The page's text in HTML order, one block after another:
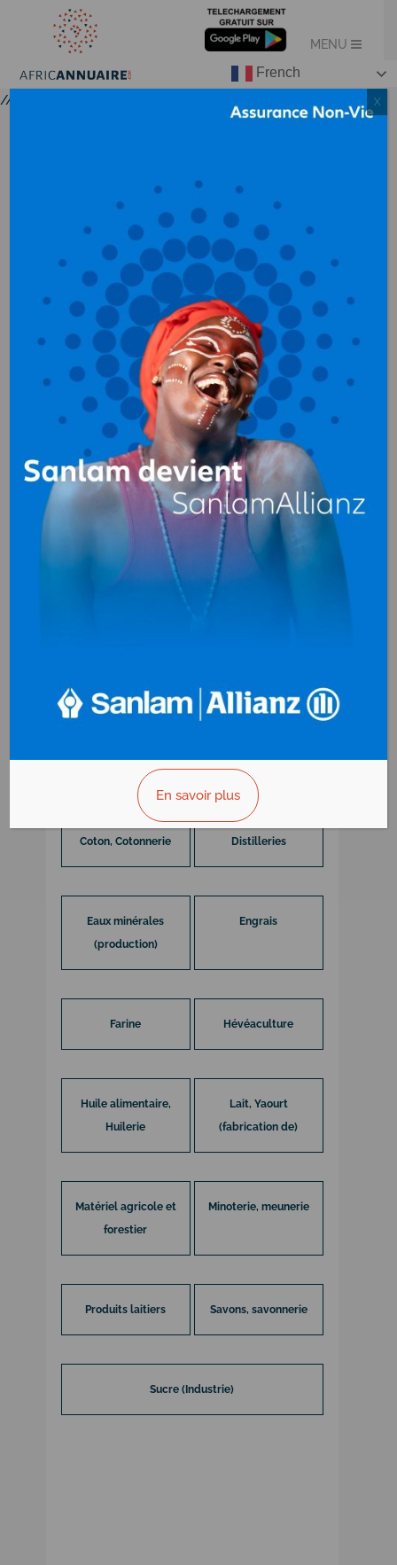
//
AGRICULTURE –
AGRO-INDUSTRIE –
ELEVAGE – PECHE
AU CAMEROUN
Agriculture Agro-industrie
Alimentation
Boissons
(fabrication,
embouteillage)
(transformation)
Coton, Cotonnerie Distilleries
Eaux minérales
(production)
Engrais
Farine Hévéaculture
Huile alimentaire,
Huilerie
Lait, Yaourt
(fabrication de)
Matériel agricole et
forestier
Minoterie, meunerie
Produits laitiers Savons, savonnerie
Sucre (Industrie)
French
En savoir plus
X